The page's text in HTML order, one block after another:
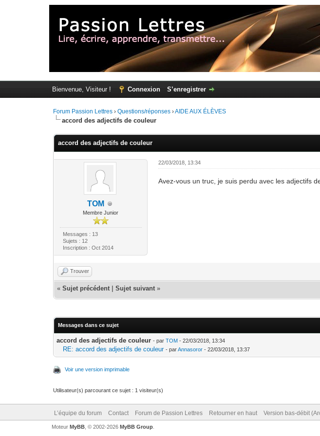
Bienvenue, Visiteur ! Connexion S’enregistrer
Forum Passion Lettres ›Questions/réponses ›AIDE AUX ÉLÈVES
accord des adjectifs de couleur
accord des adjectifs de couleur
TOM
Membre Junior
Messages : 13
Sujets : 12
Inscription : Oct 2014
22/03/2018, 13:34
Avez-vous un truc, je suis perdu avec les adjectifs
Trouver
«Sujet précédent |Sujet suivant »
Messages dans ce sujet
accord des adjectifs de couleur - parTOM - 22/03/2018, 13:34
RE: accord des adjectifs de couleur - parAnnasoror - 22/03/2018, 13:37
Voir une version imprimable
Utilisateur(s) parcourant ce sujet : 1 visiteur(s)
L’équipe du forum Contact Forum de Passion Lettres Retourner en haut Version bas-débit
Moteur MyBB, © 2002-2026 MyBB Group.